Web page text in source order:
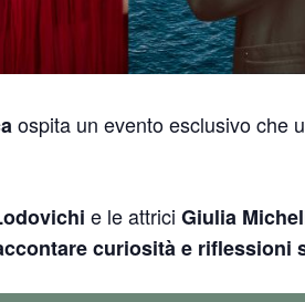
ospita un evento esclusivo che
e le attrici Giulia
curiosità e riflessioni